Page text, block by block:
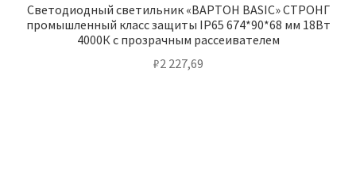
Светодиодный светильник «ВАРТОН BASIC» СТРОНГ
промышленный класс защиты IP65 674*90*68 мм 18Вт
4000К с прозрачным рассеивателем
₽2 227,69